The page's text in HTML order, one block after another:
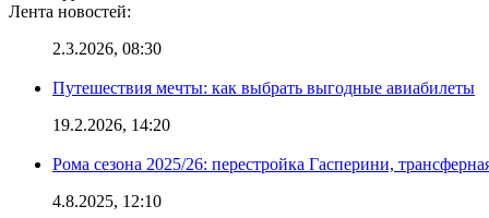
Лента новостей:
2.3.2026, 08:30
Путешествия мечты: как выбрать выгодные авиабилеты
19.2.2026, 14:20
Рома сезона 2025/26: перестройка Гасперини,
4.8.2025, 12:10